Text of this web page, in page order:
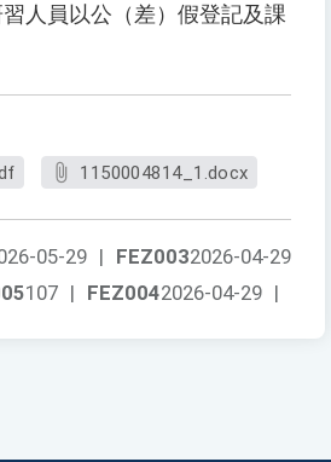
人員以公（差）假登記及課
1150004814_1.docx
FEZ0032026-04-29
05-29 |
FEZ0042026-04-29 |
107 |